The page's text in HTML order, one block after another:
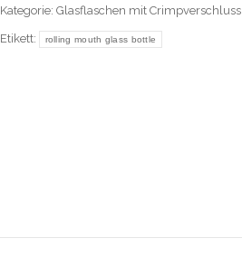
Kategorie: Glasflaschen mit Crimpverschluss
Etikett: rolling mouth glass bottle